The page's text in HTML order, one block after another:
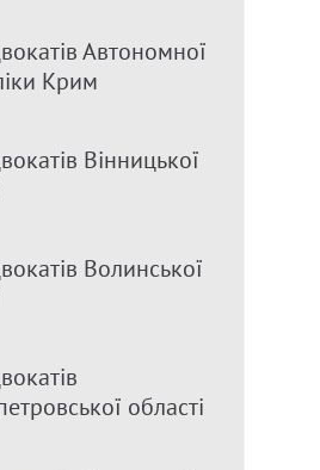
Автономної
Крим
Вінницької
Волинської
області